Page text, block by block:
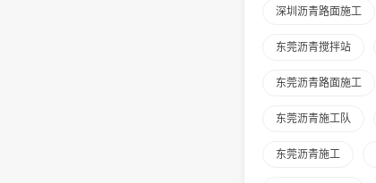
深圳沥青路面施工
东莞沥青搅拌站
东莞沥青路面施工
东莞沥青施工队
东莞沥青施工